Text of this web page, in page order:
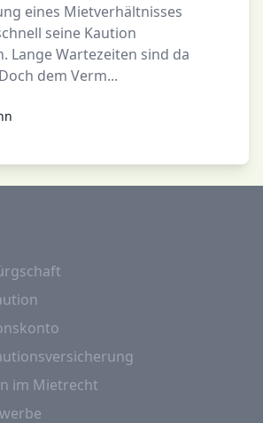
eines Mietverhältnisses
seine Kaution
Lange Wartezeiten sind da
dem Verm...
im Mietrecht